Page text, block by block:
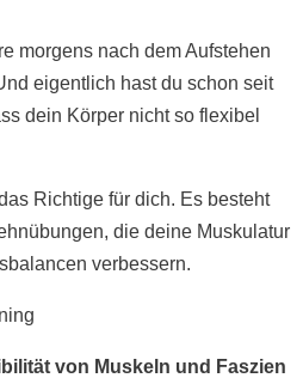
morgens nach dem Aufstehen
eigentlich hast du schon seit
dein Körper nicht so flexibel
Richtige für dich. Es besteht
die deine Muskulatur
verbessern.
von Muskeln und Faszien